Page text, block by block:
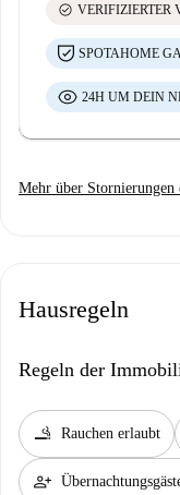
check_circle VERIFIZIERTER
SPOTAHOME
24H UM DEIN
Mehr über Stornierungen
Hausregeln
Regeln der
smoking_rooms Rauchen erlaubt
person_add